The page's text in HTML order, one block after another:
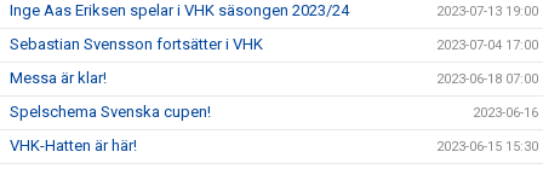
Inge Aas Eriksen spelar i VHK säsongen 2023/24 2023-07-13 19:00
Sebastian Svensson fortsätter i VHK 2023-07-04 17:00
Messa är klar! 2023-06-18 07:00
Spelschema Svenska cupen! 2023-06-16
VHK-Hatten är här! 2023-06-15 15:30